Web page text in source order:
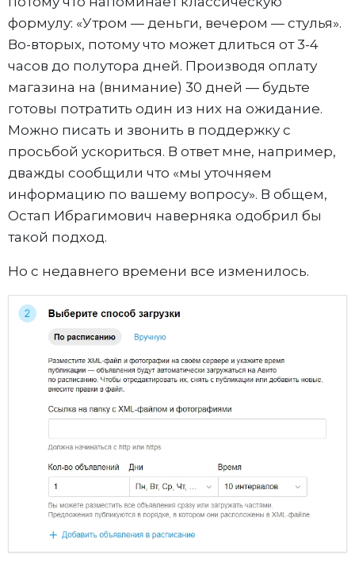
формулу: «Утром — деньги, вечером — стулья».
Во-вторых, потому что может длиться от 3-4
часов до полутора дней. Производя оплату
магазина на (внимание) 30 дней — будьте
готовы потратить один из них на ожидание.
Можно писать и звонить в поддержку с
просьбой ускориться. В ответ мне, например,
дважды сообщили что «мы уточняем
информацию по вашему вопросу». В общем,
Остап Ибрагимович наверняка одобрил бы
такой подход.
Но с недавнего времени все изменилось.